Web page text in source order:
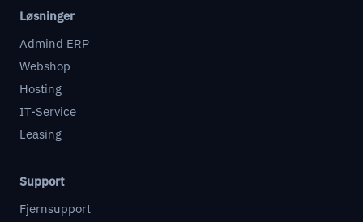
Løsninger
Admind ERP
Webshop
Hosting
IT-Service
Leasing
Support
Fjernsupport